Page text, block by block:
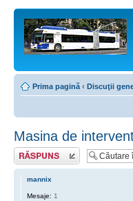
Prima pagină ‹ Discuţii
Masina de
Răspunde
mannix
Mesaje: 1